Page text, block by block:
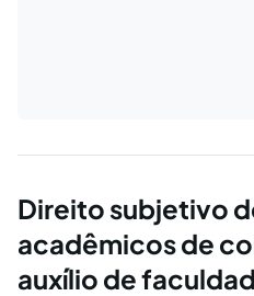
Direito subjetivo
acadêmicos de
auxílio de